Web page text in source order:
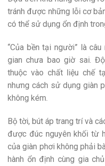
tránh được những lỗi cơ
có thể sử dụng ổn định
“Của bền tại người” là
gian chưa bao giờ sai.
thuộc vào chất liệu chế
nhưng cách sử dụng giàn
không kém.
Bộ tời, bút áp trang trí và
được đúc nguyên khối từ
của giàn phơi không phải
hành ổn định cùng gia